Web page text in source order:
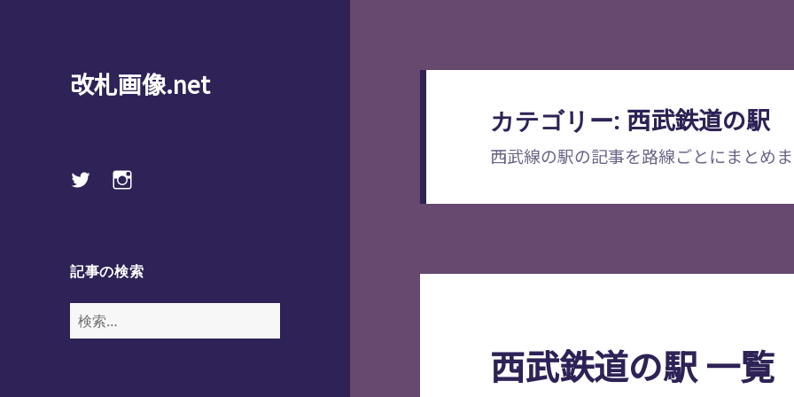
改札画像.net
Twitterinstagram
記事の検索
検
索:
カテゴリー: 西武鉄道の駅
西武線の駅の記事を路線ごとにまとめ
西武鉄道の駅 一覧